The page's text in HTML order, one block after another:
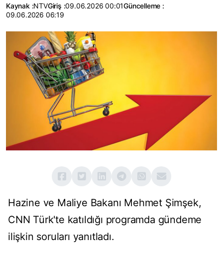
Kaynak :NTVGiriş :09.06.2026 00:01Güncelleme :
09.06.2026 06:19
Hazine ve Maliye Bakanı Mehmet Şimşek,
CNN Türk'te katıldığı programda gündeme
ilişkin soruları yanıtladı.